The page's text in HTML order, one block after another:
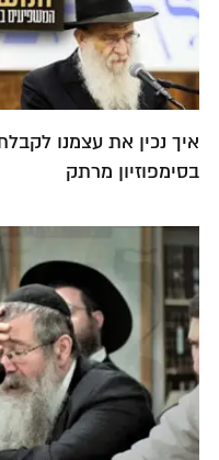
איך נכין את עצמנו
בסימפוזיון מרתק